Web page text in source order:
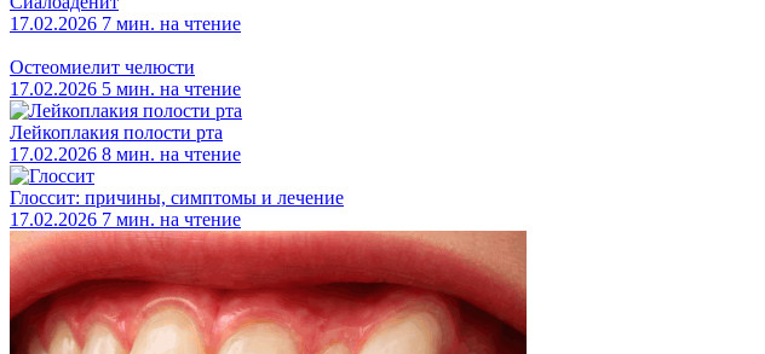
17.02.2026 7 мин. на чтение
Остеомиелит челюсти
17.02.2026 5 мин. на чтение
Лейкоплакия полости рта
17.02.2026 8 мин. на чтение
Глоссит: причины, симптомы и лечение
17.02.2026 7 мин. на чтение